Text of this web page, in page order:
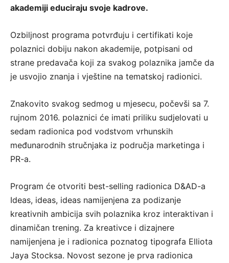
akademiji educiraju svoje kadrove.
Ozbiljnost programa potvrđuju i certifikati koje
polaznici dobiju nakon akademije, potpisani od
strane predavača koji za svakog polaznika jamče da
je usvojio znanja i vještine na tematskoj radionici.
Znakovito svakog sedmog u mjesecu, počevši sa 7.
rujnom 2016. polaznici će imati priliku sudjelovati u
sedam radionica pod vodstvom vrhunskih
međunarodnih stručnjaka iz područja marketinga i
PR-a.
Program će otvoriti best-selling radionica D&AD-a
Ideas, ideas, ideas namijenjena za podizanje
kreativnih ambicija svih polaznika kroz interaktivan i
dinamičan trening. Za kreativce i dizajnere
namijenjena je i radionica poznatog tipografa Elliota
Jaya Stocksa. Novost sezone je prva radionica